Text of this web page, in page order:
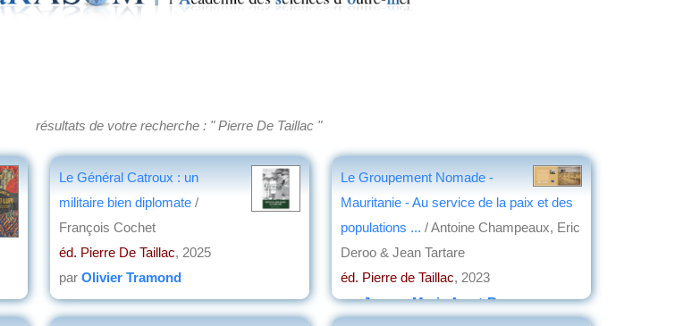
résultats de votre recherche : " Pierre De Taillac "
Le Général Catroux : un
militaire bien diplomate /
François Cochet
éd. Pierre De Taillac, 2025
par Olivier Tramond
Le Groupement Nomade -
Mauritanie - Au service de la paix et des
populations ... / Antoine Champeaux, Eric
Deroo & Jean Tartare
éd. Pierre de Taillac, 2023
parJeanne-Marie Amat-Roze